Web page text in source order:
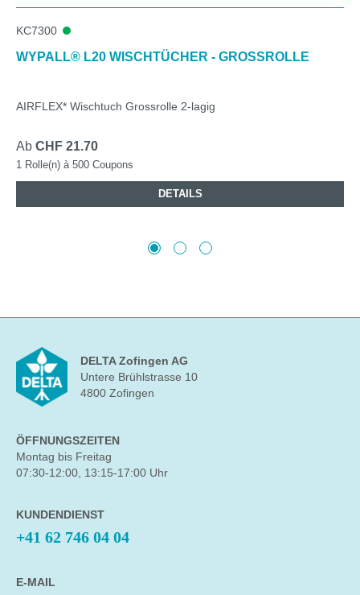
KC7300
WYPALL® L20 WISCHTÜCHER - GROSSROLLE
AIRFLEX* Wischtuch Grossrolle 2-lagig
Ab CHF 21.70
1 Rolle(n) à 500 Coupons
DETAILS
DELTA Zofingen AG
Untere Brühlstrasse 10
4800 Zofingen
ÖFFNUNGSZEITEN
Montag bis Freitag
07:30-12:00, 13:15-17:00 Uhr
KUNDENDIENST
+41 62 746 04 04
E-MAIL